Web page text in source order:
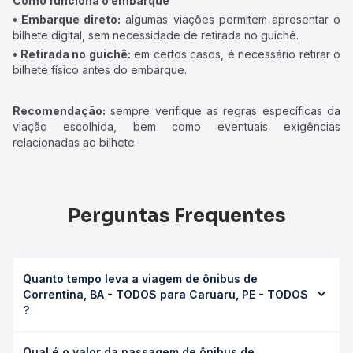
• Embarque direto: algumas viações permitem apresentar o
bilhete digital, sem necessidade de retirada no guichê.
• Retirada no guichê: em certos casos, é necessário retirar o
bilhete físico antes do embarque.
Recomendação: sempre verifique as regras específicas da
viação escolhida, bem como eventuais exigências
relacionadas ao bilhete.
Perguntas Frequentes
Quanto tempo leva a viagem de ônibus de
Correntina, BA - TODOS para Caruaru, PE - TODOS
?